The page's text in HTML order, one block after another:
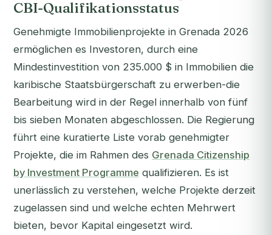
CBI-Qualifikationsstatus
Genehmigte Immobilienprojekte in Grenada 2026
ermöglichen es Investoren, durch eine
Mindestinvestition von 235.000 $ in Immobilien die
karibische Staatsbürgerschaft zu erwerben-die
Bearbeitung wird in der Regel innerhalb von fünf
bis sieben Monaten abgeschlossen. Die Regierung
führt eine kuratierte Liste vorab genehmigter
Projekte, die im Rahmen des Grenada Citizenship
by Investment Programme qualifizieren. Es ist
unerlässlich zu verstehen, welche Projekte derzeit
zugelassen sind und welche echten Mehrwert
bieten, bevor Kapital eingesetzt wird.